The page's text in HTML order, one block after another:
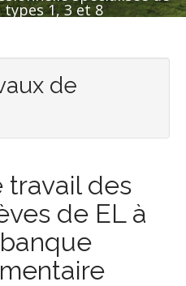
1, 3 et 8
de
travail des
de EL à